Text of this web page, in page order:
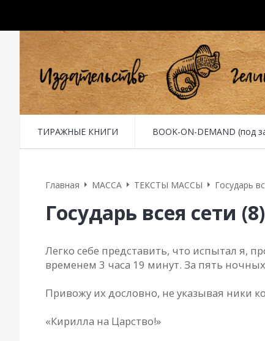
ТИРАЖНЫЕ КНИГИ BOOK-ON-DEMAND (под
Главная MACCA ТЕКСТЫ МАССЫ Государь
Государь всея сети (8)
Легко себе представить, что испытал я,
временем 3 часа 19 минут. За пять
Привожу их дословно, не указывая ники
«Кирилла на Царство!»